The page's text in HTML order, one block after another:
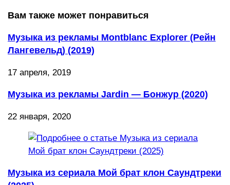
Вам также может понравиться
Музыка из рекламы Montblanc Explorer (Рейн
Лангевельд) (2019)
17 апреля, 2019
Музыка из рекламы Jardin — Бонжур (2020)
22 января, 2020
Музыка из сериала Мой брат клон Саундтреки